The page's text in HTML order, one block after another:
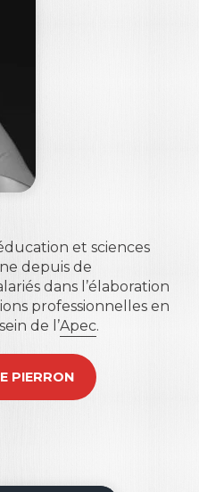
et sciences
depuis de
dans l’élaboration
professionnelles en
de l’Apec.
PIERRON